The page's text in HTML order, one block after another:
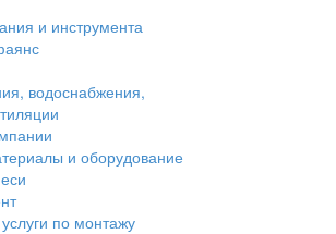
и инструмента
водоснабжения,
и оборудование
по монтажу